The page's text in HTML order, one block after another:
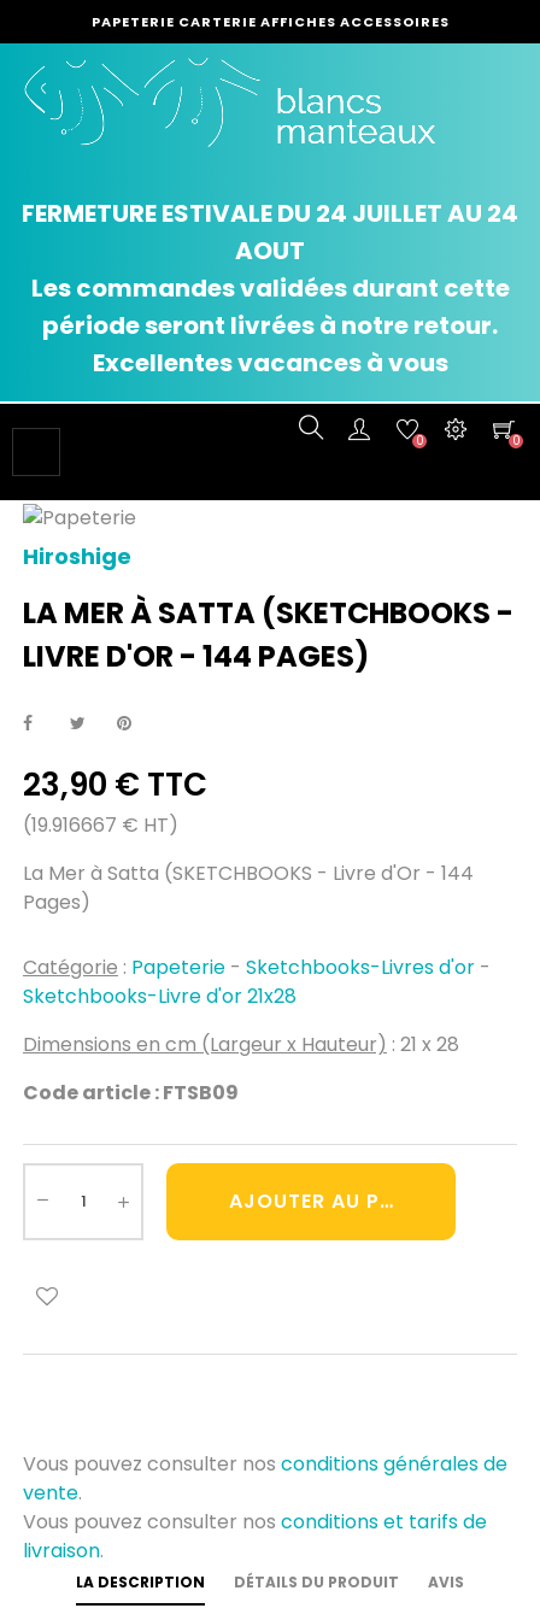
PAPETERIE CARTERIE AFFICHES ACCESSOIRES
FERMETURE ESTIVALE DU 24 JUILLET AU 24
AOUT
Les commandes validées durant cette
période seront livrées à notre retour.
Excellentes vacances à vous
la
navigation
0 0
Hiroshige
LA MER À SATTA (SKETCHBOOKS -
LIVRE D'OR - 144 PAGES)
23,90 € TTC
(19.916667 € HT)
La Mer à Satta (SKETCHBOOKS - Livre d'Or - 144
Pages)
Catégorie : Papeterie - Sketchbooks-Livres d'or -
Sketchbooks-Livre d'or 21x28
Dimensions en cm (Largeur x Hauteur) : 21 x 28
Code article : FTSB09
AJOUTER AU PANIER
Vous pouvez consulter nos conditions générales de
vente.
Vous pouvez consulter nos conditions et tarifs de
livraison.
LA DESCRIPTION DÉTAILS DU PRODUIT AVIS